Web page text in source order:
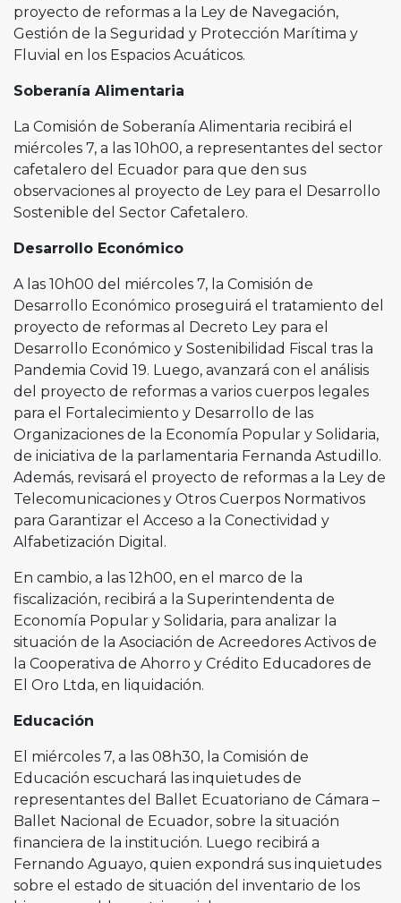
proyecto de reformas a la Ley de Navegación,
Gestión de la Seguridad y Protección Marítima y
Fluvial en los Espacios Acuáticos.
Soberanía Alimentaria
La Comisión de Soberanía Alimentaria recibirá el
miércoles 7, a las 10h00, a representantes del sector
cafetalero del Ecuador para que den sus
observaciones al proyecto de Ley para el Desarrollo
Sostenible del Sector Cafetalero.
Desarrollo Económico
A las 10h00 del miércoles 7, la Comisión de
Desarrollo Económico proseguirá el tratamiento del
proyecto de reformas al Decreto Ley para el
Desarrollo Económico y Sostenibilidad Fiscal tras la
Pandemia Covid 19. Luego, avanzará con el análisis
del proyecto de reformas a varios cuerpos legales
para el Fortalecimiento y Desarrollo de las
Organizaciones de la Economía Popular y Solidaria,
de iniciativa de la parlamentaria Fernanda Astudillo.
Además, revisará el proyecto de reformas a la Ley de
Telecomunicaciones y Otros Cuerpos Normativos
para Garantizar el Acceso a la Conectividad y
Alfabetización Digital.
En cambio, a las 12h00, en el marco de la
fiscalización, recibirá a la Superintendenta de
Economía Popular y Solidaria, para analizar la
situación de la Asociación de Acreedores Activos de
la Cooperativa de Ahorro y Crédito Educadores de
El Oro Ltda, en liquidación.
Educación
El miércoles 7, a las 08h30, la Comisión de
Educación escuchará las inquietudes de
representantes del Ballet Ecuatoriano de Cámara –
Ballet Nacional de Ecuador, sobre la situación
financiera de la institución. Luego recibirá a
Fernando Aguayo, quien expondrá sus inquietudes
sobre el estado de situación del inventario de los